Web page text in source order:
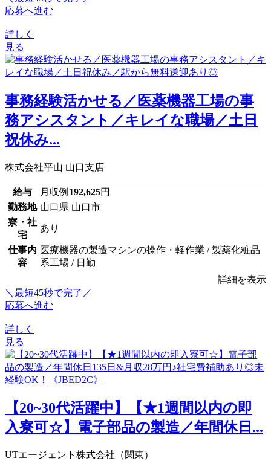
応募へ進む
詳しく
見る
事務経験活かせる／医薬機器工場の事
務アシスタント／キレイな職場／土日
祝休み...
株式会社平山 山口支店
給与 月収例 192,625円
勤務地 山口県 山口市
寮・社
宅
あり
仕事内
容
医療機器の製造マシンの操作・軽作業 / 製薬化粧品
系工場 / 日勤
詳細を表示
＼最短45秒で完了／
応募へ進む
詳しく
見る
【20~30代活躍中】【★1週間以内の即
入寮可☆】電子部品の製造／年間休日...
UTエージェント株式会社（関東）